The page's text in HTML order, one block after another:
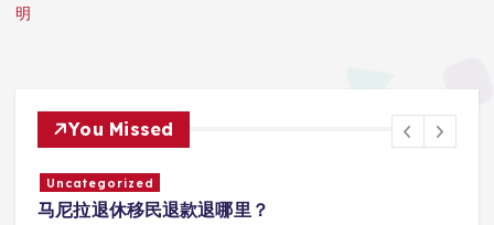
明
You Missed
Uncategorized
马尼拉退休移民退款退哪里？